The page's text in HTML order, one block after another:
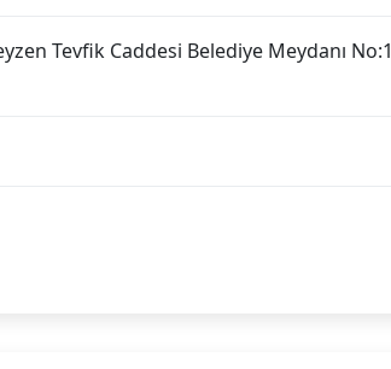
Tevfik Caddesi Belediye Meydanı No:1